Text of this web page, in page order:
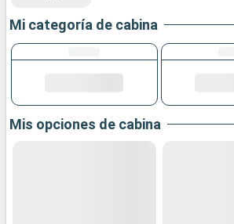
Mi categoría de cabina
Mis opciones de cabina